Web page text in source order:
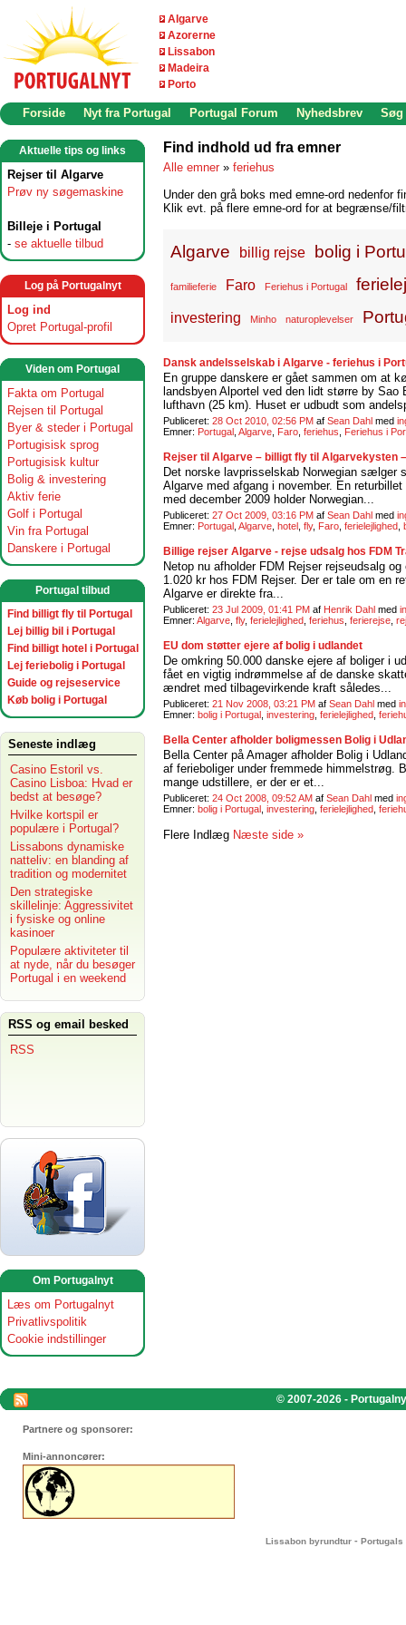
Algarve
Azorerne
Lissabon
Madeira
Porto
Forside Nyt fra Portugal Portugal Forum Nyhedsbrev Søg
Aktuelle tips og links
Rejser til Algarve
Prøv ny søgemaskine
Billeje i Portugal
- se aktuelle tilbud
Log på Portugalnyt
Log ind
Opret Portugal-profil
Viden om Portugal
Fakta om Portugal
Rejsen til Portugal
Byer & steder i Portugal
Portugisisk sprog
Portugisisk kultur
Bolig & investering
Aktiv ferie
Golf i Portugal
Vin fra Portugal
Danskere i Portugal
Portugal tilbud
Find billigt fly til Portugal
Lej billig bil i Portugal
Find billigt hotel i Portugal
Lej feriebolig i Portugal
Guide og rejseservice
Køb bolig i Portugal
Seneste indlæg
Casino Estoril vs.
Casino Lisboa: Hvad er
bedst at besøge?
Hvilke kortspil er
populære i Portugal?
Lissabons dynamiske
natteliv: en blanding af
tradition og modernitet
Den strategiske
skillelinje: Aggressivitet
i fysiske og online
kasinoer
Populære aktiviteter til
at nyde, når du besøger
Portugal i en weekend
RSS og email besked
RSS
Om Portugalnyt
Læs om Portugalnyt
Privatlivspolitik
Cookie indstillinger
Find indhold ud fra emner
Alle emner » feriehus
Under den grå boks med emne-ord nedenfor
Klik evt. på flere emne-ord for at begrænse/
Algarve billig rejse bolig i
familieferie Faro Feriehus i Portugal
investering Minho naturoplevelser
Dansk andelsselskab i Algarve - feriehus i
En gruppe danskere er gået sammen om at
landsbyen Alportel ved den lidt større by
lufthavn (25 km). Huset er udbudt som
Publiceret: 28 Oct 2010, 02:56 PM af Sean Dahl med
Emner: Portugal Algarve Faro feriehus Feriehus i
Rejser til Algarve – billigt fly til Algarvekysten
Det norske lavprisselskab Norwegian sælger
Algarve med afgang i november. En
med december 2009 holder Norwegian...
Publiceret: 27 Oct 2009, 03:16 PM af Sean Dahl med
Emner: Portugal Algarve hotel fly, Faro ferielejlighed
Billige rejser Algarve - rejse udsalg hos FDM
Netop nu afholder FDM Rejser rejseudsalg
1.020 kr hos FDM Rejser. Der er tale om en
Algarve er direkte fra...
Publiceret: 23 Jul 2009, 01:41 PM af Henrik Dahl med
Emner: Algarve fly, ferielejlighed feriehus ferierejse
EU dom støtter ejere af bolig i udlandet
De omkring 50.000 danske ejere af boliger i
fået en vigtig indrømmelse af de danske
ændret med tilbagevirkende kraft således...
Publiceret: 21 Nov 2008, 03:21 PM af Sean Dahl med
Emner: bolig i Portugal investering ferielejlighed
Bella Center afholder boligmessen Bolig i
Bella Center på Amager afholder Bolig i
af ferieboliger under fremmede himmelstrøg.
mange udstillere, er der er et...
Publiceret: 24 Oct 2008, 09:52 AM af Sean Dahl med
Emner: bolig i Portugal investering ferielejlighed
Flere Indlæg Næste side »
© 2007-2026 -
Partnere og sponsorer:
Mini-annoncører:
Lissabon byrundtur - Portugals